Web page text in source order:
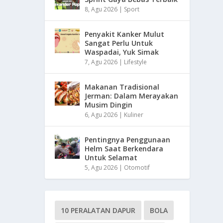
8, Agu 2026 | Sport
Penyakit Kanker Mulut
Sangat Perlu Untuk
Waspadai, Yuk Simak
7, Agu 2026 | Lifestyle
Makanan Tradisional
Jerman: Dalam Merayakan
Musim Dingin
6, Agu 2026 | Kuliner
Pentingnya Penggunaan
Helm Saat Berkendara
Untuk Selamat
5, Agu 2026 | Otomotif
10 PERALATAN DAPUR BOLA